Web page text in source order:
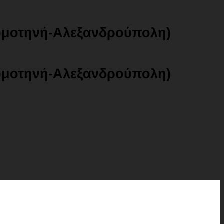
Αλεξανδρούπολη)
Αλεξανδρούπολη)